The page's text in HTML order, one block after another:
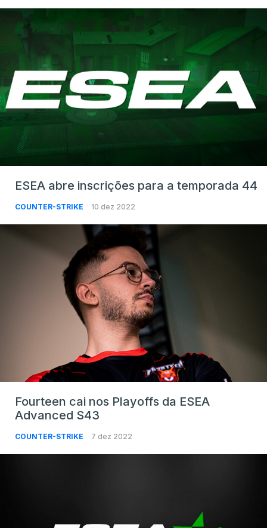
ESEA abre inscrições para a temporada 44
COUNTER-STRIKE 10 dez 2022
Fourteen cai nos Playoffs da ESEA
Advanced S43
COUNTER-STRIKE 7 dez 2022